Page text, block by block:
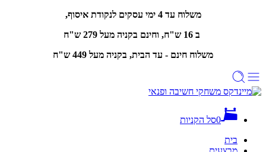
משלוח עד 4 ימי עסקים לנקודת איסוף,
ב 16 ש"ח, וחינם
בקניה מעל 279 ש"ח
משלוח חינם - עד הבית, בקניה מעל 449 ש"ח
0סל הקניות
בית